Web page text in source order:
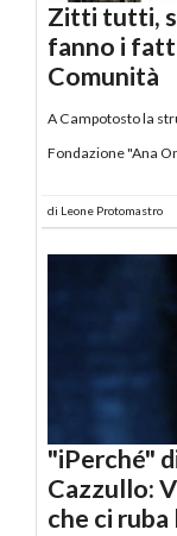
Zitti tutti,
fanno i
Comunità
A Campotosto la
Fondazione "Ana
di Leone Protomastro
"iPerché"
Cazzullo:
che ci ruba